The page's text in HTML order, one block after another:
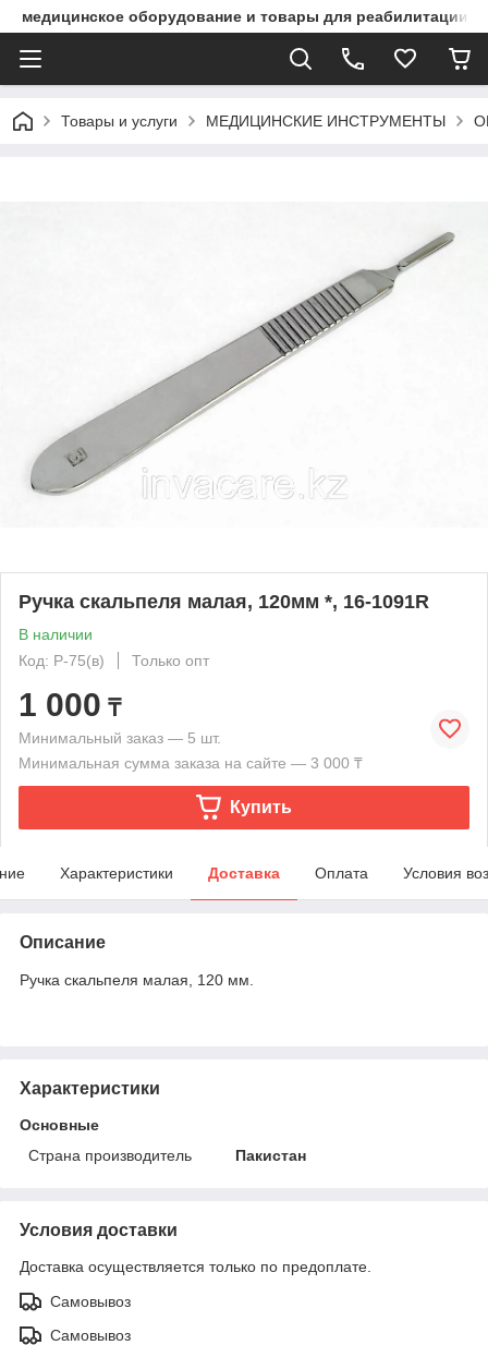
медицинское оборудование и товары для реабилитации
Товары и услуги МЕДИЦИНСКИЕ ИНСТРУМЕНТЫ
Ручка скальпеля малая, 120мм *, 16-1091R
В наличии
Код: Р-75(в)
Только опт
1 000 ₸
Минимальный заказ — 5 шт.
Минимальная сумма заказа на сайте — 3 000 ₸
Купить
Характеристики Доставка Оплата Условия
Описание
Ручка скальпеля малая, 120 мм.
Характеристики
Основные
Страна производитель
Пакистан
Условия доставки
Доставка осуществляется только по предоплате.
Самовывоз
Самовывоз